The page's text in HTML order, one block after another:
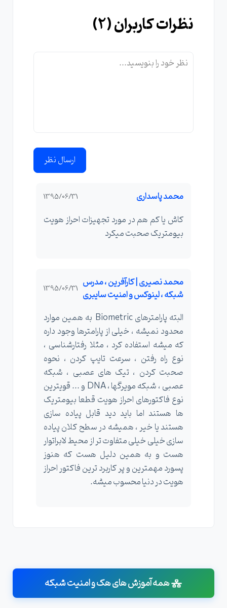
نظرات کاربران (2
)
ارسال نظر
محمد پاسداری 1395/06/31
کاش یا کم هم در مورد تجهیزات احراز هویت
بیومتریک صحبت میکرد
محمد نصیری | کارآفرین ، مدرس
شبکه ، لینوکس و امنیت سایبری
1395/06/31
البته پارامترهای Biometric به همین موارد
محدود نمیشه ، خیلی از پارامترها وجود داره
که میشه استفاده کرد ، مثلا رفتارشناسی ،
نوع راه رفتن ، سرعت تایپ کردن ، نحوه
صحبت کردن ، تیک های عصبی ، شبکه
عصبی ، شبکه مویرگها ، DNA و ... قویترین
نوع فاکتورهای احراز هویت قطعا بیومتریک
ها هستند اما باید دید قابل پیاده سازی
هستند یا خیر ، همیشه در سطح کلان پیاده
سازی خیلی خیلی متفاوت تر از محیط لابراتوار
هست و به همین دلیل هست که هنوز
پسورد مهمترین و پر کاربرد ترین فاکتور احراز
هویت در دنیا محسوب میشه.
همه آموزش های هک و امنیت شبکه